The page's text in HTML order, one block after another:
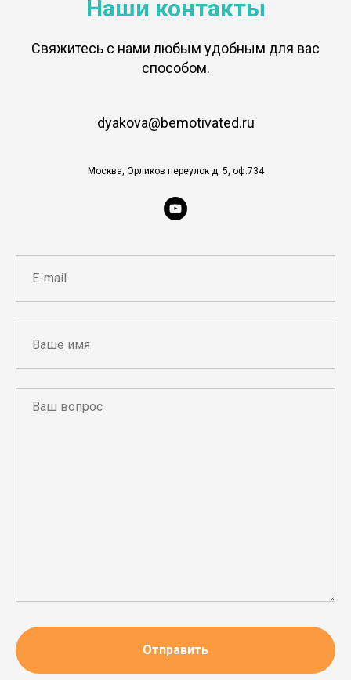
Наши контакты
Свяжитесь с нами любым удобным для вас
способом.
dyakova@bemotivated.ru
Москва, Орликов переулок д. 5, оф.734
Отправить